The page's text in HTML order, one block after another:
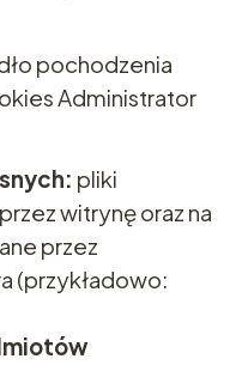
pochodzenia
Administrator
pliki
witrynę oraz na
przez
(przykładowo: